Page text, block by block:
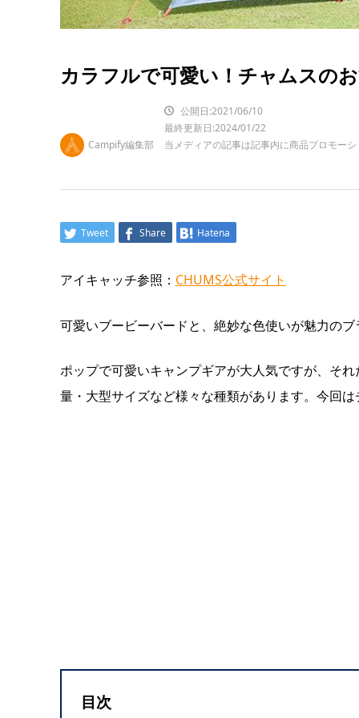
カラフルで可愛い！チャムスの
Campify編集部
公開日:2021/06/10
最終更新日:2024/01/22
当メディアの記事は記事内に商品プロモー
Tweet Share Hatena
アイキャッチ参照： CHUMS公式サイト
可愛いブービーバードと、絶妙な色使いが魅力の
ポップで可愛いキャンプギアが大人気ですが、そ
量・大型サイズなど様々な種類があります。今回
目次